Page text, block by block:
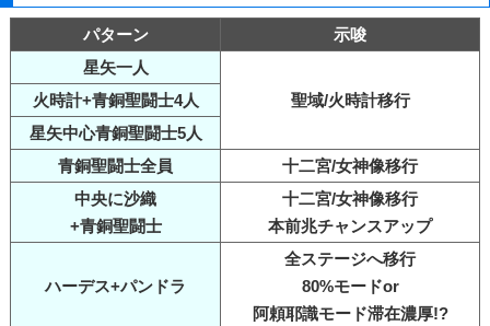
パターン
示唆
星矢一人
聖域/火時計移行
火時計+青銅聖闘士4人
星矢中心青銅聖闘士5人
青銅聖闘士全員
十二宮/女神像移行
中央に沙織
+青銅聖闘士
十二宮/女神像移行
本前兆チャンスアップ
ハーデス+パンドラ
全ステージへ移行
80%モードor
阿頼耶識モード滞在濃厚!?